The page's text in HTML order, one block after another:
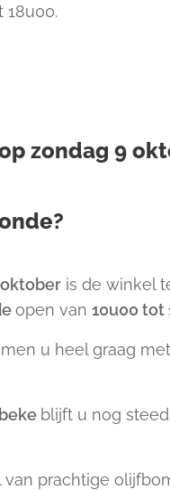
18u00.
zondag 9
is de winkel
open van 10u00 tot
u heel graag
blijft u nog
van prachtige